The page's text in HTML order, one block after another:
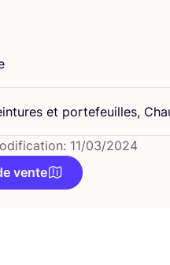
et por­te­feuilles,
11/03/2024
vente